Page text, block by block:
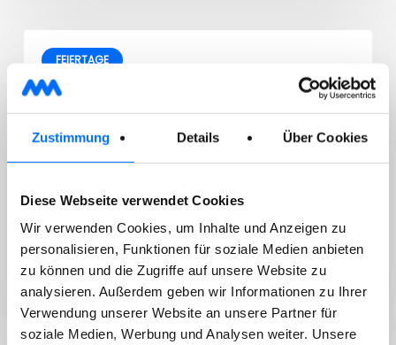
Zustimmung Details Über Cookies
Diese Webseite verwendet Cookies
Wir verwenden Cookies, um Inhalte und Anzeigen zu
personalisieren, Funktionen für soziale Medien anbieten
zu können und die Zugriffe auf unsere Website zu
analysieren. Außerdem geben wir Informationen zu Ihrer
Verwendung unserer Website an unsere Partner für
soziale Medien, Werbung und Analysen weiter. Unsere
FEIERTAGE
20/04/2026
Information zur Müllabfuhr am 25.
April
Am Samstag, 25. April, findet wegen des Feiertags
keine Müllabfuhr und kein Kehrdienst statt. Die…